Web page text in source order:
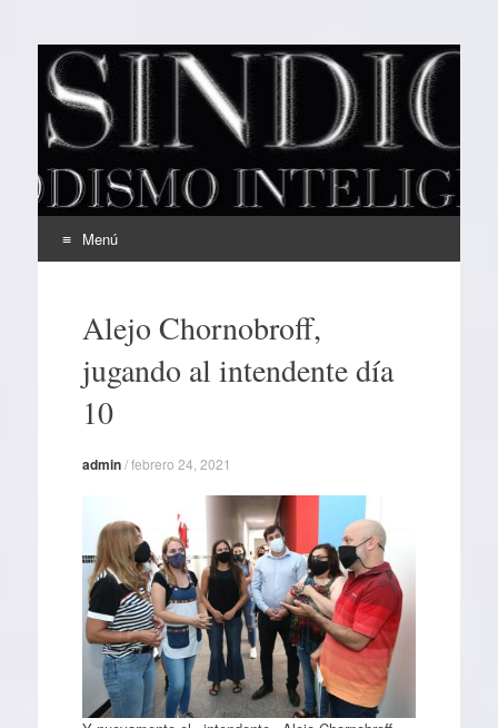
EL SINDICAL
Periodismo Inteligente
Menú
contenidoAlejo Chornobroff,
jugando al intendente día
10
admin/febrero 24, 2021